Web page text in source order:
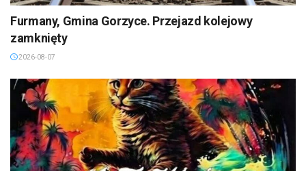
Furmany, Gmina Gorzyce. Przejazd kolejowy
zamknięty
2026-08-07